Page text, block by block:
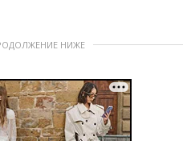
НИЖЕ